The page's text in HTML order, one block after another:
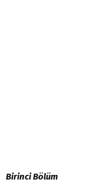
Birinci Bölüm